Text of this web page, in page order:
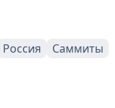
Россия
Саммиты